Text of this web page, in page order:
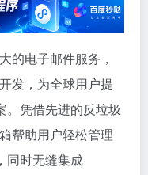
的电子邮件服务，
发，为全球用户提
。凭借先进的反垃圾
帮助用户轻松管理
同时无缝集成